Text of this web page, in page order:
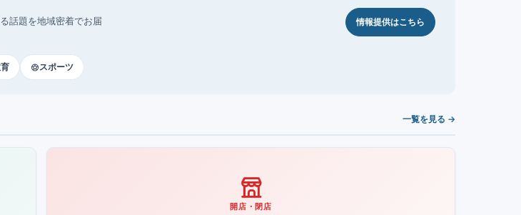
話題を地域密着でお届
スポーツ
情報提供はこちら
一覧を見る →
開店・閉店